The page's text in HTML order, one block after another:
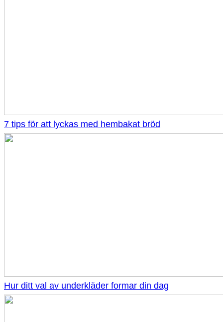
7 tips för att lyckas med hembakat bröd
Hur ditt val av underkläder formar din dag